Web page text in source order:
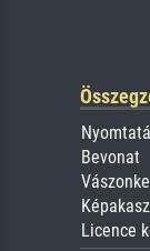
Bevonat
Licence